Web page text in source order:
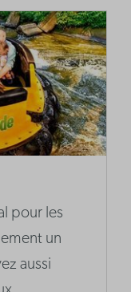
pour les
un
aussi